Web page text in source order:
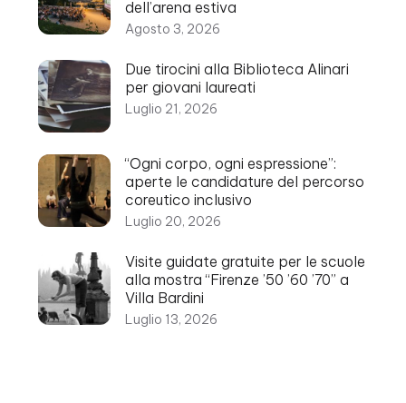
dell’arena estiva
Agosto 3, 2026
Due tirocini alla Biblioteca Alinari
per giovani laureati
Luglio 21, 2026
“Ogni corpo, ogni espressione”:
aperte le candidature del percorso
coreutico inclusivo
Luglio 20, 2026
Visite guidate gratuite per le scuole
alla mostra “Firenze ’50 ’60 ’70” a
Villa Bardini
Luglio 13, 2026